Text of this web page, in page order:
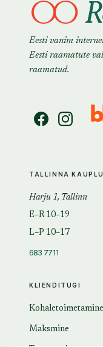
Eesti vanim
Eesti raamatute
raamatud.
KLIENDITUGI
Kohaletoimetamine
Maksmine
TALLINNA
Harju 1, Tallinn
E–R 10–19
L–P 10–17
683 7711